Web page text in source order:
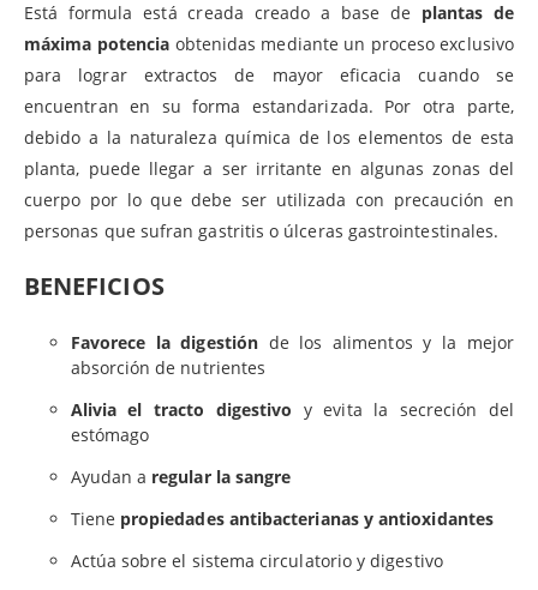
Está formula está creada creado a base de plantas de
máxima potencia obtenidas mediante un proceso exclusivo
para lograr extractos de mayor eficacia cuando se
encuentran en su forma estandarizada. Por otra parte,
debido a la naturaleza química de los elementos de esta
planta, puede llegar a ser irritante en algunas zonas del
cuerpo por lo que debe ser utilizada con precaución en
personas que sufran gastritis o úlceras gastrointestinales.
BENEFICIOS
Favorece la digestiónde los alimentos y la mejor
absorción de nutrientes
Alivia el tracto digestivo y evita la secreción del
estómago
Ayudan a regular la sangre
Tiene propiedades antibacterianas y antioxidantes
Actúa sobre el sistema circulatorio y digestivo